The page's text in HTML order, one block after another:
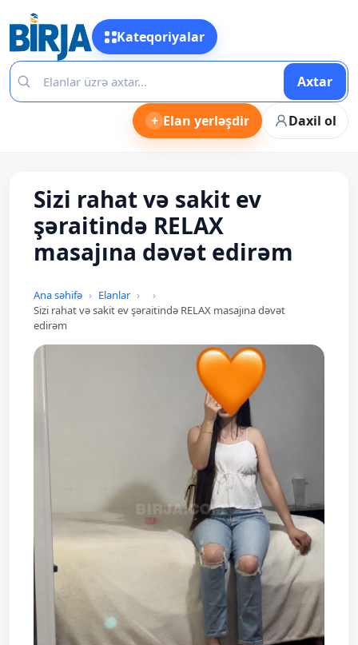
Kateqoriyalar
Axtar
+ Elan yerləşdir Daxil ol
Sizi rahat və sakit ev
şəraitində RELAX
masajına dəvət edirəm
Ana səhifə
Elanlar
Sizi rahat və sakit ev şəraitində RELAX masajına dəvət
edirəm